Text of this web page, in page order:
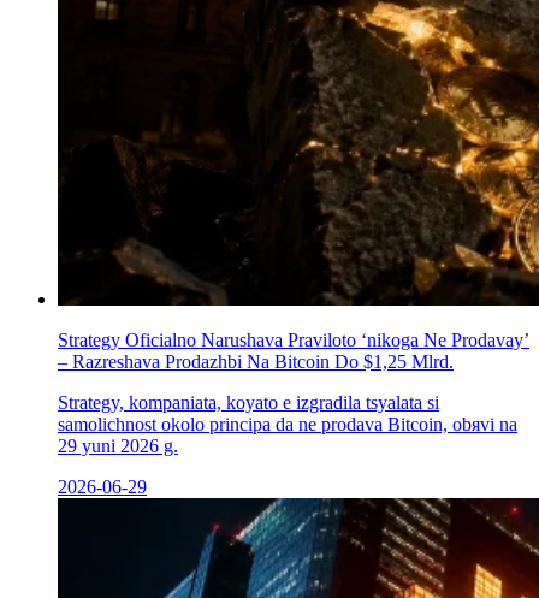
Strategy Oficіalno Narushava Praviloto ‘nikoga Ne Prodavay’
– Razreshava Prodazhbi Na Bitcoin Do $1,25 Mlrd.
Strategy, kompaniata, koуato е izgradila tsyalata si
samolichnost okolo principa da ne prodava Bitcoin, obяvi na
29 yuni 2026 g.
2026-06-29